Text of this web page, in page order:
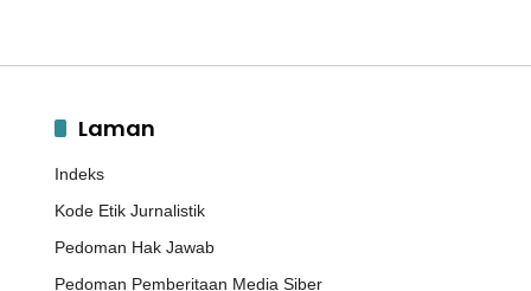
Laman
Indeks
Kode Etik Jurnalistik
Pedoman Hak Jawab
Pedoman Pemberitaan Media Siber